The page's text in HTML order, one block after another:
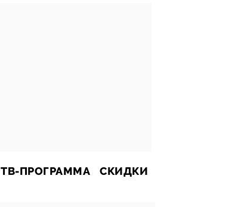
ТВ-ПРОГРАММА СКИДКИ